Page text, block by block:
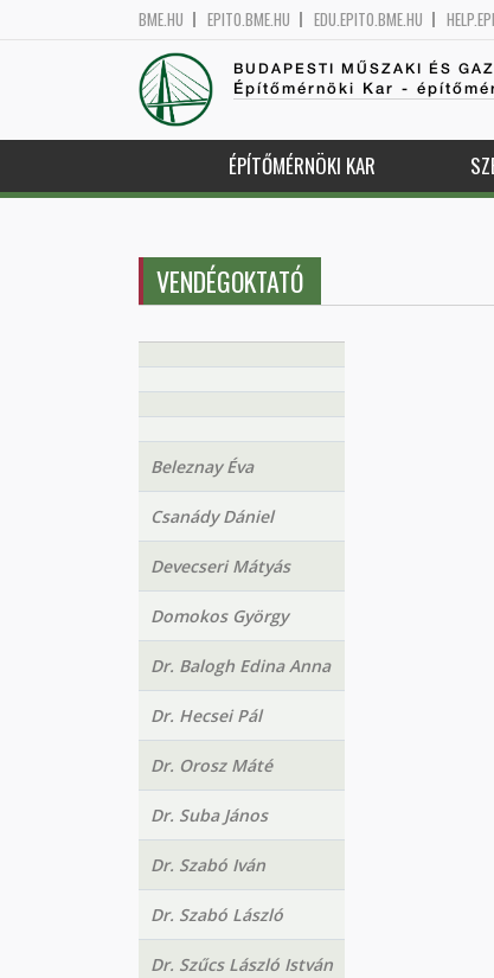
BME.HU EPITO.BME.HU EDU.EPITO.BME.HU
BUDAPESTI MŰSZAKI ÉS
Építőmérnöki Kar -
ÉPÍTŐMÉRNÖKI KAR
VENDÉGOKTATÓ
Beleznay Éva
Csanády Dániel
Devecseri Mátyás
Domokos György
Dr. Balogh Edina Anna
Dr. Hecsei Pál
Dr. Orosz Máté
Dr. Suba János
Dr. Szabó Iván
Dr. Szabó László
Dr. Szűcs László István